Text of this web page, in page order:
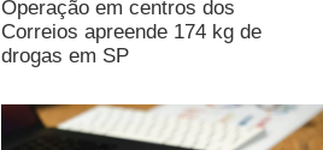
Operação em centros dos
Correios apreende 174 kg de
drogas em SP